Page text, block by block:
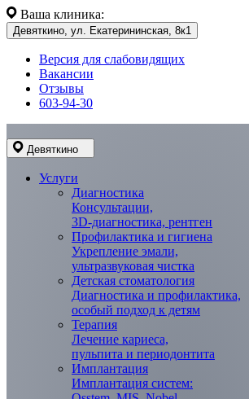
Ваша клиника:
Девяткино, ул. Екатерининская, 8к1
Версия для слабовидящих
Вакансии
Отзывы
603-94-30
Девяткино
Услуги
Диагностика
Консультации,
3D-диагностика, рентген
Профилактика и гигиена
Укрепление эмали,
ультразвуковая чистка
Детская стоматология
Диагностика и профилактика,
особый подход к детям
Терапия
Лечение кариеса,
пульпита и периодонтита
Имплантация
Имплантация систем: